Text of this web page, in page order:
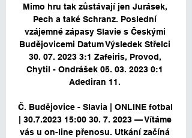
Mimo hru tak zůstávají jen Jurásek,
Pech a také Schranz. Poslední
vzájemné zápasy Slavie s Českými
Budějovicemi Datum Výsledek Střelci
30. 07. 2023 3:1 Zafeiris, Provod,
Chytil - Ondrášek 05. 03. 2023 0:1
Adediran 11.
Č. Budějovice - Slavia | ONLINE fotbal
| 30.7.2023 15:00 30. 7. 2023 — Vítáme
vás u on-line přenosu. Utkání začíná